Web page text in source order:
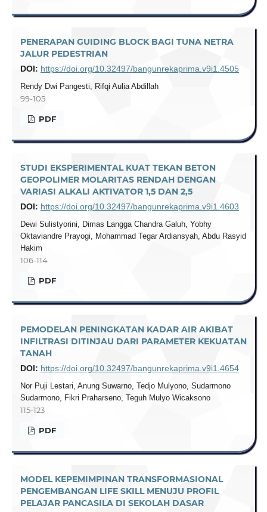
PENERAPAN GUIDING BLOCK BAGI TUNA NETRA
JALUR PEDESTRIAN
DOI: https://doi.org/10.32497/bangunrekaprima.v9i1.4505
Rendy Dwi Pangesti, Rifqi Aulia Abdillah
99-105
PDF
STUDI EKSPERIMENTAL KUAT TEKAN BETON
GEOPOLIMER MOLARITAS RENDAH DENGAN
VARIASI ALKALI AKTIVATOR 1,5 DAN 2,5
DOI: https://doi.org/10.32497/bangunrekaprima.v9i1.4603
Dewi Sulistyorini, Dimas Langga Chandra Galuh, Yobhy
Oktaviandre Prayogi, Mohammad Tegar Ardiansyah, Abdu Rasyid
Hakim
106-114
PDF
PEMODELAN PENINGKATAN KADAR AIR AKIBAT
INFILTRASI DITINJAU DARI PARAMETER KEKUATAN
TANAH
DOI: https://doi.org/10.32497/bangunrekaprima.v9i1.4654
Nor Puji Lestari, Anung Suwarno, Tedjo Mulyono, Sudarmono
Sudarmono, Fikri Praharseno, Teguh Mulyo Wicaksono
115-123
PDF
MODEL KEPEMIMPINAN TRANSFORMASIONAL
PENGEMBANGAN LIFE SKILL MENUJU PROFIL
PELAJAR PANCASILA DI SEKOLAH DASAR